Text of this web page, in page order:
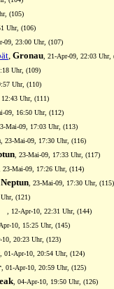
(105)
Uhr, (106)
09, 23:00 Uhr, (107)
, Gronau , 21-Apr-09, 22:03 Uhr,
Uhr, (109)
Uhr, (110)
12:43 Uhr, (111)
09, 16:50 Uhr, (112)
Mai-09, 17:03 Uhr, (113)
, 23-Mai-09, 17:30 Uhr, (116)
, 23-Mai-09, 17:33 Uhr, (117)
, 23-Mai-09, 17:26 Uhr, (114)
Neptun , 23-Mai-09, 17:30 Uhr, (115)
Uhr, (121)
, 12-Apr-10, 22:31 Uhr, (144)
Apr-10, 15:25 Uhr, (145)
10, 20:23 Uhr, (123)
, 01-Apr-10, 20:54 Uhr, (124)
, 01-Apr-10, 20:59 Uhr, (125)
, 04-Apr-10, 19:50 Uhr, (126)